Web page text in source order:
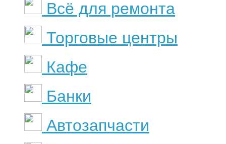
Всё для ремонта
Торговые центры
Кафе
Банки
Автозапчасти